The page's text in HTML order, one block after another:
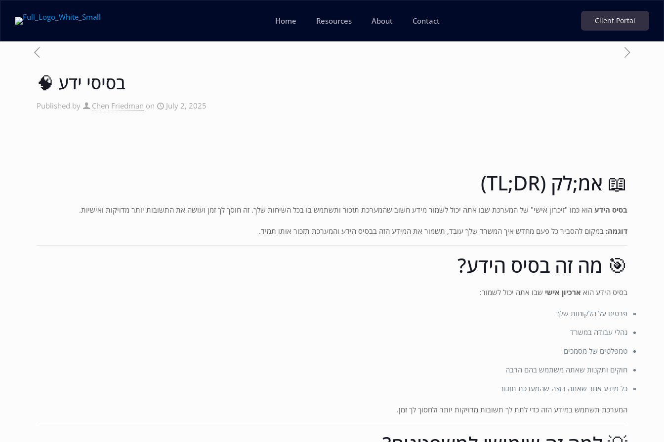
Home Resources About Contact Client Portal
🧠 בסיסי ידע
Published by Chen Friedman on July 2, 2025
📖 אמ;לק (TL;DR)
בסיס הידע הוא כמו "זיכרון אישי" של המערכת שבו אתה יכול לשמור מידע חשוב שהמערכת תזכור ותשתמש בו בכל השיחות שלך. זה חוסך לך זמן ועושה את התשובות יותר מדויקות ואישיות.
דוגמה: במקום להסביר כל פעם מחדש איך המשרד שלך עובד, תשמור את המידע הזה בבסיס הידע והמערכת תזכור אותו תמיד.
🎯 מה זה בסיס הידע?
בסיס הידע הוא ארכיון אישי שבו אתה יכול לשמור:
פרטים על הלקוחות שלך
נהלי עבודה במשרד
טמפלטים של מסמכים
חוקים ותקנות שאתה משתמש בהם הרבה
כל מידע אחר שאתה רוצה שהמערכת תזכור
המערכת תשתמש במידע הזה כדי לתת לך תשובות מדויקות יותר ולחסוך לך זמן.